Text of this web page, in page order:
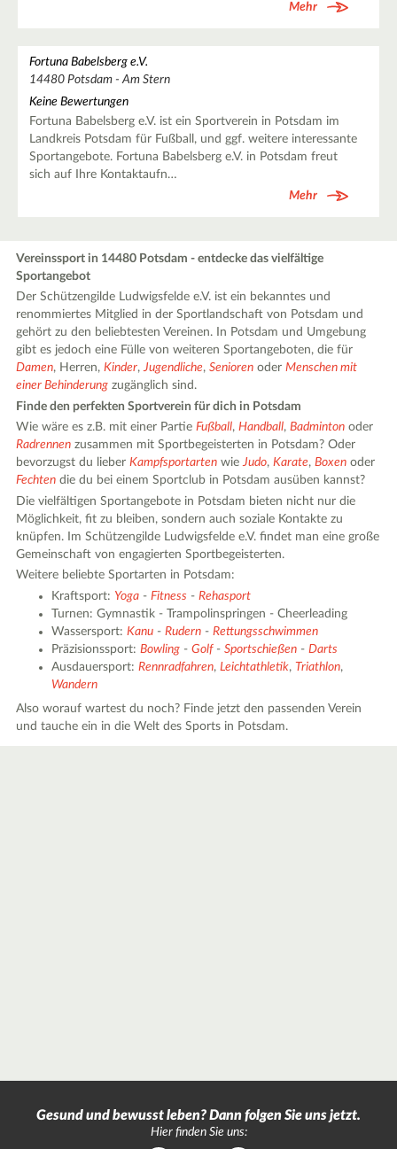
Mehr
Fortuna Babelsberg e.V.
14480 Potsdam - Am Stern
Keine Bewertungen
Fortuna Babelsberg e.V. ist ein Sportverein in Potsdam im
Landkreis Potsdam für Fußball, und ggf. weitere interessante
Sportangebote. Fortuna Babelsberg e.V. in Potsdam freut
sich auf Ihre Kontaktaufn…
Mehr
Vereinssport in 14480 Potsdam - entdecke das vielfältige
Sportangebot
Der Schützengilde Ludwigsfelde e.V. ist ein bekanntes und
renommiertes Mitglied in der Sportlandschaft von Potsdam und
gehört zu den beliebtesten Vereinen. In Potsdam und Umgebung
gibt es jedoch eine Fülle von weiteren Sportangeboten, die für
Damen, Herren,Kinder,Jugendliche,Senioren oderMenschen mit
einer Behinderung zugänglich sind.
Finde den perfekten Sportverein für dich in Potsdam
Wie wäre es z.B. mit einer PartieFußball,Handball,Badminton oder
Radrennen zusammen mit Sportbegeisterten in Potsdam? Oder
bevorzugst du lieberKampfsportarten wieJudo,Karate,Boxen oder
Fechten die du bei einem Sportclub in Potsdam ausüben kannst?
Die vielfältigen Sportangebote in Potsdam bieten nicht nur die
Möglichkeit, fit zu bleiben, sondern auch soziale Kontakte zu
knüpfen. Im Schützengilde Ludwigsfelde e.V. findet man eine große
Gemeinschaft von engagierten Sportbegeisterten.
Weitere beliebte Sportarten in Potsdam:
Kraftsport: Yoga -Fitness -Rehasport
Turnen: Gymnastik - Trampolinspringen - Cheerleading
Wassersport:Kanu -Rudern -Rettungsschwimmen
Präzisionssport:Bowling -Golf-Sportschießen -Darts
Ausdauersport:Rennradfahren,Leichtathletik,Triathlon,
Wandern
Also worauf wartest du noch? Finde jetzt den passenden Verein
und tauche ein in die Welt des Sports in Potsdam.
Gesund und bewusst leben? Dann folgen Sie uns jetzt.
Hier finden Sie uns: